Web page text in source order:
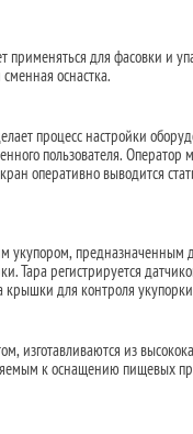
для фасовки и
оснастка.
процесс настройки
пользователя. Оператор
оперативно выводится
укупором, предназначенным
Тара регистрируется
крышки для контроля
изготавливаются из
к оснащению пищевых